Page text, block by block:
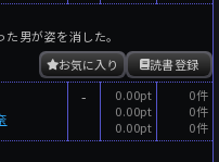
男が姿を消した。
読書登録
お気に入り
-
0.00pt
0.00pt
0.00pt
0件
0件
0件